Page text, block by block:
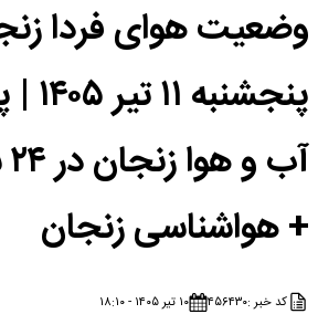
وضعیت هوای فردا
+ هواشناسی زنجان
کد خبر :۴۵۶۴۳۰ ۱۰ تیر ۱۴۰۵ - ۱۸:۱۰